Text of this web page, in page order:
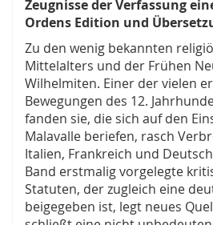
Zeugnisse der Verfassung
Ordens Edition und
Zu den wenig bekannten
Mittelalters und der Frühen
Wilhelmiten. Einer der vielen
Bewegungen des 12.
fanden sie, die sich auf den
Malavalle beriefen, rasch
Italien, Frankreich und
Band erstmalig vorgelegte
Statuten, der zugleich eine
beigegeben ist, legt neues